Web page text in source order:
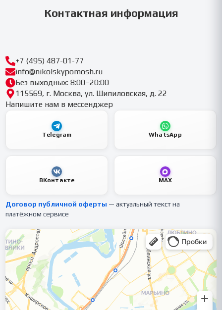
Контактная информация
+7 (495) 487-01-77
info@nikolskypomosh.ru
Без выходных: 8:00–20:00
115569, г. Москва, ул. Шипиловская, д. 22
Напишите нам в мессенджер
Telegram WhatsApp
ВКонтакте MAX
Договор публичной оферты — актуальный текст на
платёжном сервисе